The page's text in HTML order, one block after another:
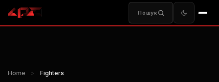
Пошук
Home > Fighters